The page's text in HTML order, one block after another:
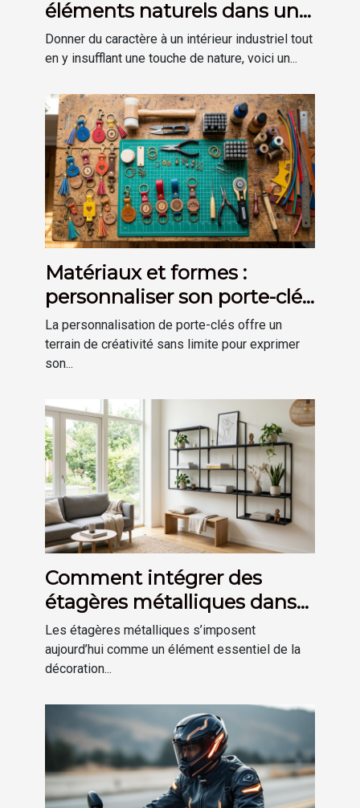
éléments naturels dans une
décoration de style
industriel ?
Donner du caractère à un intérieur industriel tout
en y insufflant une touche de nature, voici un...
Matériaux et formes :
personnaliser son porte-clés
selon son goût
La personnalisation de porte-clés offre un
terrain de créativité sans limite pour exprimer
son...
Comment intégrer des
étagères métalliques dans
une déco moderne ?
Les étagères métalliques s’imposent
aujourd’hui comme un élément essentiel de la
décoration...